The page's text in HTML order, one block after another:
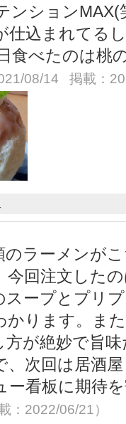
ンション
仕込まれてる
食べたのは桃
08/14 掲載：
のラーメンが
今回注文した
ープとプリ
かります。ま
が絶妙で旨
、次回は居酒
ー看板に期待
：2022/06/21）